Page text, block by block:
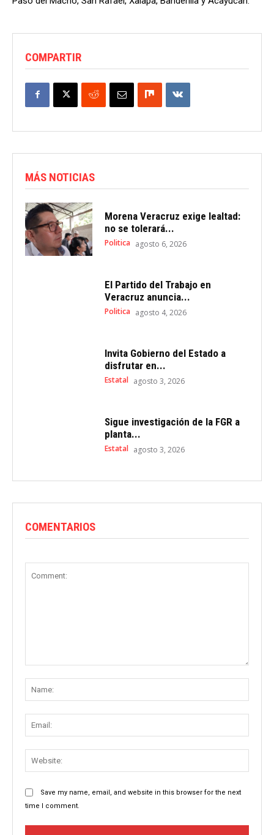
COMPARTIR
MÁS NOTICIAS
Morena Veracruz exige lealtad:
no se tolerará...
Politica agosto 6, 2026
El Partido del Trabajo en
Veracruz anuncia...
Politica agosto 4, 2026
Invita Gobierno del Estado a
disfrutar en...
Estatal agosto 3, 2026
Sigue investigación de la FGR a
planta...
Estatal agosto 3, 2026
COMENTARIOS
Save my name, email, and website in this browser for the next
time I comment.